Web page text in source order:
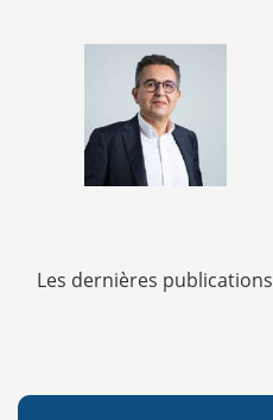
Les dernières publications